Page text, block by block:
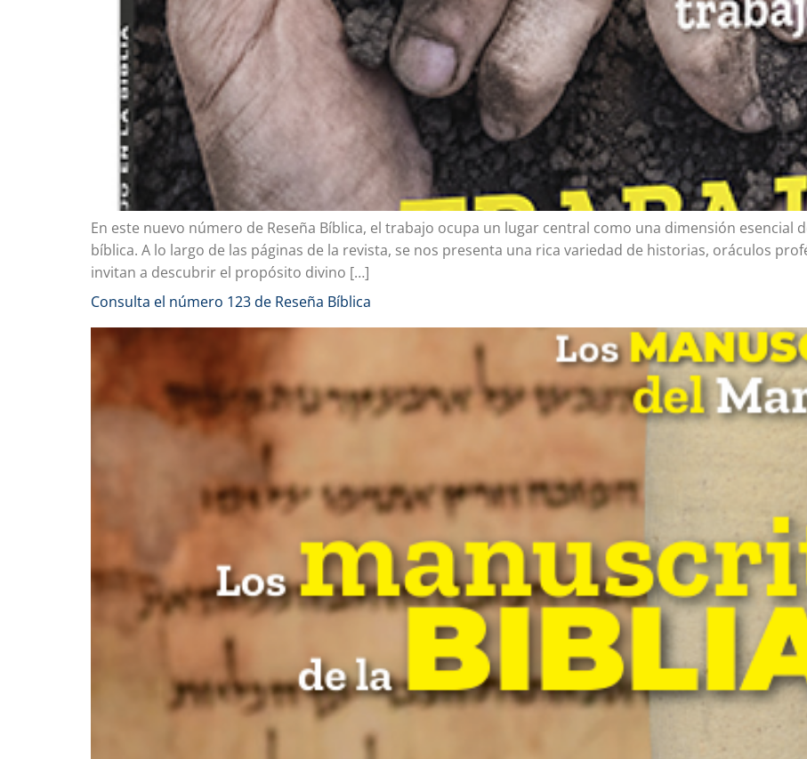
En este nuevo número de Reseña Bíblica, el trabajo ocupa un lugar central como una dimensión esencial
bíblica. A lo largo de las páginas de la revista, se nos presenta una rica variedad de historias, oráculos
invitan a descubrir el propósito divino […]
Consulta el número 123 de Reseña Bíblica